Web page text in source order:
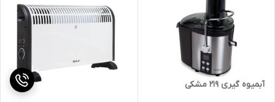
آبمیوه گیری 219 مشکی